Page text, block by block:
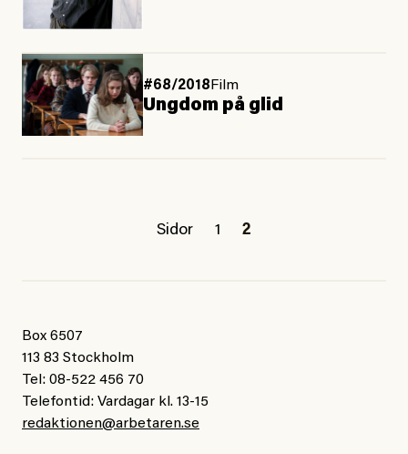
#68/2018 Film
Ungdom på glid
Sidor 1 2
Box 6507
113 83 Stockholm
Tel: 08-522 456 70
Telefontid: Vardagar kl. 13-15
redaktionen@arbetaren.se